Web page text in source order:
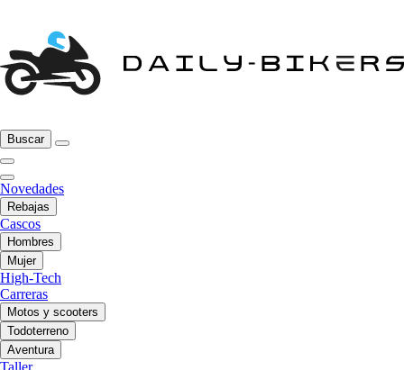
Buscar
Novedades
Rebajas
Cascos
Hombres
Mujer
High-Tech
Carreras
Motos y scooters
Todoterreno
Aventura
Taller